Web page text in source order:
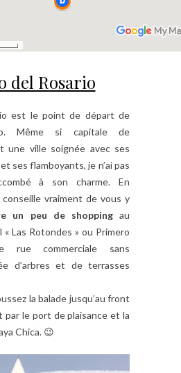
del Rosario
est le point de départ de
Même si capitale de
une ville soignée avec ses
ses flamboyants, je n’ai pas
à son charme. En
vraiment de vous y
un peu de shoppingau
Las Rotondes » ou Primero
rue commerciale sans
d’arbres et de terrasses
la balade jusqu’au front
par le port de plaisance et la
Chica. 😉